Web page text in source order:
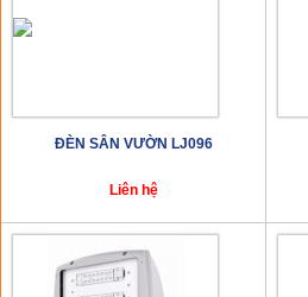
ĐÈN SÂN VƯỜN LJ096
Liên hệ